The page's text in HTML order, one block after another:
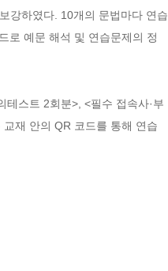
강하였다. 10개의 문법마다 연습
로 예문 해석 및 연습문제의 정
스트 2회분>, <필수 접속사·부
재 안의 QR 코드를 통해 연습